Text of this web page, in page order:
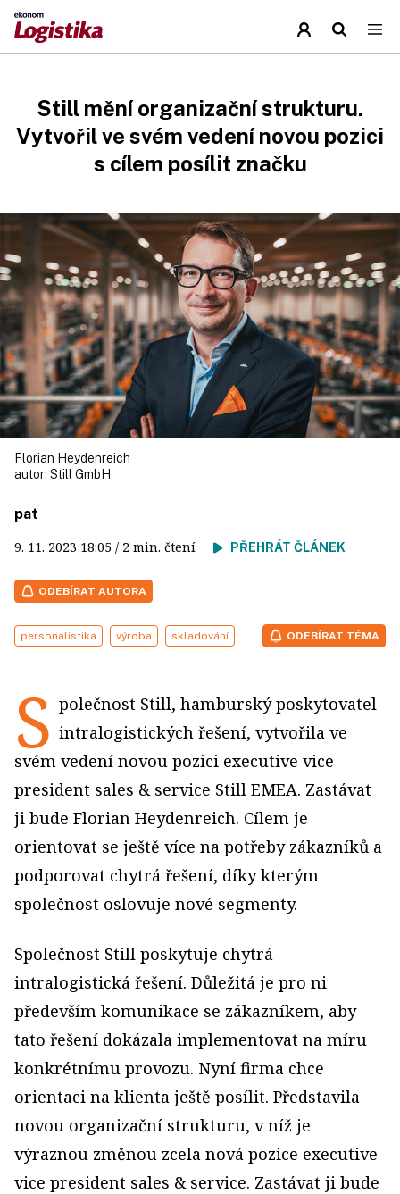
Still mění organizační strukturu.
Vytvořil ve svém vedení novou pozici
s cílem posílit značku
Florian Heydenreich
autor: Still GmbH
pat
9. 11. 2023 18:05 / 2 min. čtení PŘEHRÁT ČLÁNEK
ODEBÍRAT AUTORA
personalistika výroba skladování ODEBÍRAT TÉMA
S polečnost Still, hamburský poskytovatel
intralogistických řešení, vytvořila ve
svém vedení novou pozici executive vice
president sales & service Still EMEA. Zastávat
ji bude Florian Heydenreich. Cílem je
orientovat se ještě více na potřeby zákazníků a
podporovat chytrá řešení, díky kterým
společnost oslovuje nové segmenty.
Společnost Still poskytuje chytrá
intralogistická řešení. Důležitá je pro ni
především komunikace se zákazníkem, aby
tato řešení dokázala implementovat na míru
konkrétnímu provozu. Nyní firma chce
orientaci na klienta ještě posílit. Představila
novou organizační strukturu, v níž je
výraznou změnou zcela nová pozice executive
vice president sales & service. Zastávat ji bude